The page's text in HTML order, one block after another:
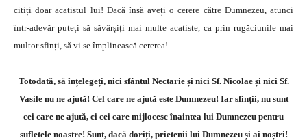
citiți doar acatistul lui! Dacă însă aveți o cerere către Dumnezeu, atunci
într-adevăr puteți să săvârșiți mai multe acatiste, ca prin rugăciunile mai
multor sfinți, să vi se împlinească cererea!
Totodată, să înțelegeți, nici sfântul Nectarie și nici Sf. Nicolae și nici Sf.
Vasile nu ne ajută! Cel care ne ajută este Dumnezeu! Iar sfinții, nu sunt
cei care ne ajută, ci cei care mijlocesc înaintea lui Dumnezeu pentru
sufletele noastre! Sunt, dacă doriți, prietenii lui Dumnezeu și ai noștri!